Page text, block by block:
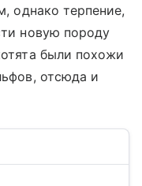
однако терпение,
новую породу
были похожи
отсюда и